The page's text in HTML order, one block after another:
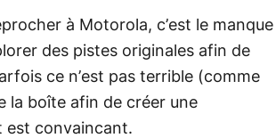
à Motorola, c’est le manque
des pistes originales afin de
ce n’est pas terrible (comme
la boîte afin de créer une
est convaincant.